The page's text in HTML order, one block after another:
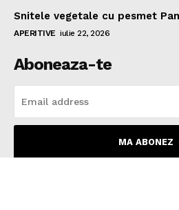
Snitele vegetale cu pesmet
APERITIVE iulie 22, 2026
Aboneaza-te
MA ABONEZ